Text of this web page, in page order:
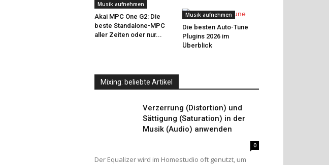
Musik aufnehmen
Akai MPC One G2: Die
beste Standalone-MPC
aller Zeiten oder nur...
Musik aufnehmen
Die besten Auto-Tune
Plugins 2026 im
Überblick
Mixing: beliebte Artikel
Verzerrung (Distortion) und
Sättigung (Saturation) in der
Musik (Audio) anwenden
0
Der Equalizer wird im Homestudio oft genutzt, um